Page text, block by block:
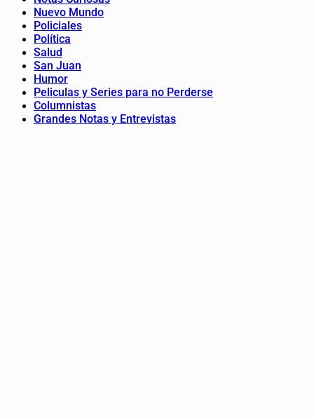
Nuevo Mundo
Policiales
Política
Salud
San Juan
Humor
Peliculas y Series para no Perderse
Columnistas
Grandes Notas y Entrevistas